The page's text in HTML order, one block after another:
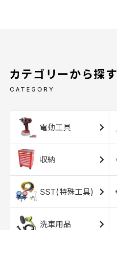
カテゴリーから探す
CATEGORY
電動工具
収納
SST(特殊工具)
洗車用品